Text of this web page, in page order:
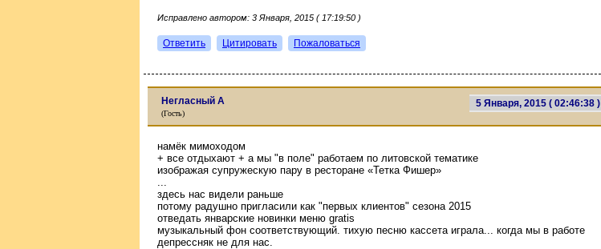
Исправлено автором: 3 Января, 2015 ( 17:19:50 )
Ответить Цитировать Пожаловаться
5 Января, 2015 ( 02:46:38 )
Негласный А
(Гость)
намёк мимоходом
+ все отдыхают + а мы "в поле" работаем по литовской тематике
изображая супружескую пару в ресторане «Тетка Фишер»
...
здесь нас видели раньше
потому радушно пригласили как "первых клиентов" сезона 2015
отведать январские новинки меню gratis
музыкальный фон соответствующий. тихую песню кассета играла... когда мы в работе
депрессняк не для нас.